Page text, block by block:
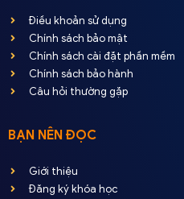
Điều khoản sử dụng
Chính sách bảo mật
Chính sách cài đặt phần mềm
Chính sách bảo hành
Câu hỏi thường gặp
BẠN NÊN ĐỌC
Giới thiệu
Đăng ký khóa học